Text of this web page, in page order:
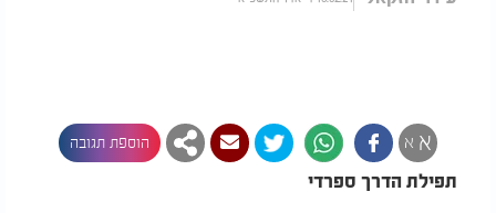
א א הוספת תגובה
תפילת הדרך ספרדי